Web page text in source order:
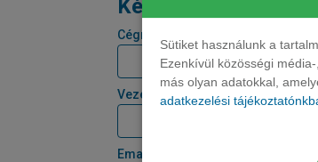
Sütiket használunk a
Ezenkívül közösségi
más olyan adatokkal,
adatkezelési
Kérjen tőlünk
Cégnév *
Vezetéknév
Email *